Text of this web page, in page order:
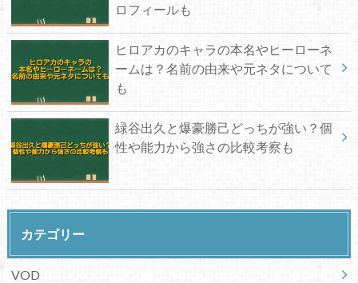
ロフィールも
ヒロアカのキャラの本名やヒーローネ
ームは？名前の由来や元ネタについて
も
緑谷出久と爆豪勝己どっちが強い？個
性や能力から強さの比較考察も
カテゴリー
VOD